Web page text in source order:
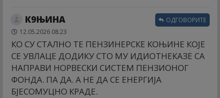
К9ЊИНА
12.05.2026 08:23
КО СУ СТАЛНО ТЕ ПЕНЗИНЕРСКЕ КОЊИНЕ КОЈЕ
СЕ УВЛАЦЕ ДОДИКУ СТО МУ ИДИОТНЕКАЗЕ СА
НАПРАВИ НОРВЕСКИ СИСТЕМ ПЕНЗИОНОГ
ФОНДА. ПА ДА. А НЕ ДА СЕ ЕНЕРГИЈА
БЈЕСОМУЦНО КРАДЕ.
ОДГОВОРИТЕ